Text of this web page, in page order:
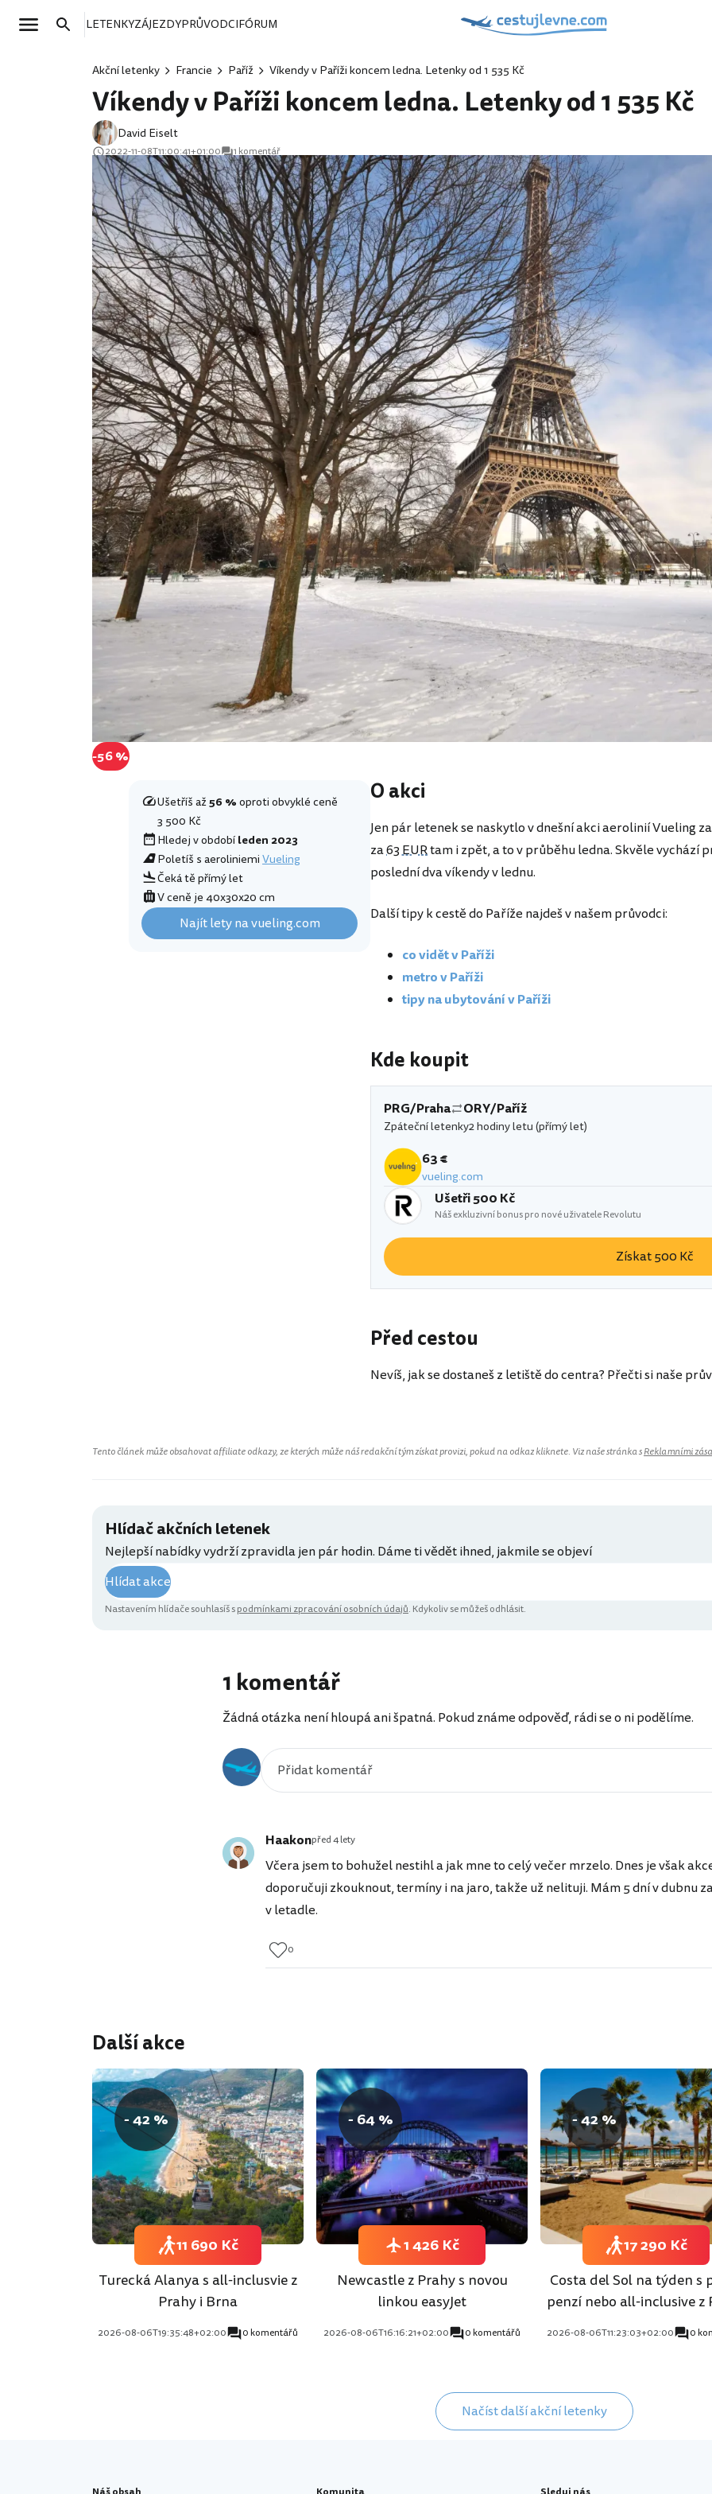
LETENKYZÁJEZDYPRŮVODCIFÓRUM
Akční letenky Francie Paříž Víkendy v Paříži koncem ledna. Letenky od 1 535 Kč
Víkendy v Paříži koncem ledna. Letenky od 1 535 Kč
David Eiselt
2022-11-08T11:00:41+01:00 1 komentář
-56 %
Ušetříš až56 %oproti obvyklé ceně
3 500 Kč
Hledej v obdobíleden 2023
Poletíš s aeroliniemiVueling
Čeká tě přímý let
V ceně je 40x30x20 cm
Najít lety na vueling.com
O akci
Jen pár letenek se naskytlo v dnešní akci aerolinií Vueling
za63 EURtam i zpět, a to v průběhu ledna. Skvěle vychází
poslední dva víkendy v lednu.
Další tipy k cestě do Paříže najdeš v našem průvodci:
co vidět v Paříži
metro v Paříži
tipy na ubytování v Paříži
Kde koupit
PRG/Praha ORY/Paříž
Zpáteční letenky2 hodiny letu (přímý let)
63 €
vueling.com
Ušetři 500 Kč
Náš exkluzivní bonus pro nové uživatele Revolutu
Získat 500 Kč
Před cestou
Nevíš, jak se dostaneš z letiště do centra? Přečti si naše
Tento článek může obsahovat affiliate odkazy, ze kterých může náš redakční tým získat provizi, pokud na odkaz kliknete. Viz naše stránka sReklamními
Hlídač akčních letenek
Nejlepší nabídky vydrží zpravidla jen pár hodin. Dáme ti vědět ihned, jakmile se objeví
Hlídat akce
Nastavením hlídače souhlasíš spodmínkami zpracování osobních údajů. Kdykoliv se můžeš odhlásit.
1 komentář
Žádná otázka není hloupá ani špatná. Pokud známe odpověď, rádi se o ni podělíme.
Haakonpřed 4 lety
Včera jsem to bohužel nestihl a jak mne to celý večer mrzelo. Dnes je však
doporučuji zkouknout, termíny i na jaro, takže už nelituji. Mám 5 dní v dubnu
v letadle.
0
Další akce
- 42 %
Turecká Alanya s all-inclusvie z
Prahy i Brna
2026-08-06T19:35:48+02:00 0 komentářů
11 690 Kč
- 64 %
Newcastle z Prahy s novou
linkou easyJet
2026-08-06T16:16:21+02:00 0 komentářů
1 426 Kč
- 42 %
Costa del Sol na týden s
penzí nebo all-inclusive z
2026-08-06T11:23:03+02:00 0
17 290 Kč
Načíst další akční letenky